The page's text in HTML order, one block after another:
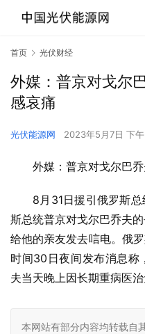
首页 光伏财经
外媒：普京对戈尔
感哀痛
光伏能源网 2023年5月7日 下
外媒：普京对戈尔巴
8月31日援引俄罗斯
斯总统普京对戈尔巴乔夫
给他的亲友发去唁电。俄
时间30日夜间发布消息称
夫当天晚上因长期重病医治
本网站有部分内容均转载自